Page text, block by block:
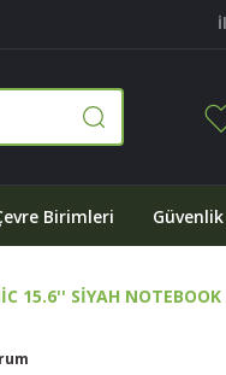
Birimleri
15.6'' SİYAH